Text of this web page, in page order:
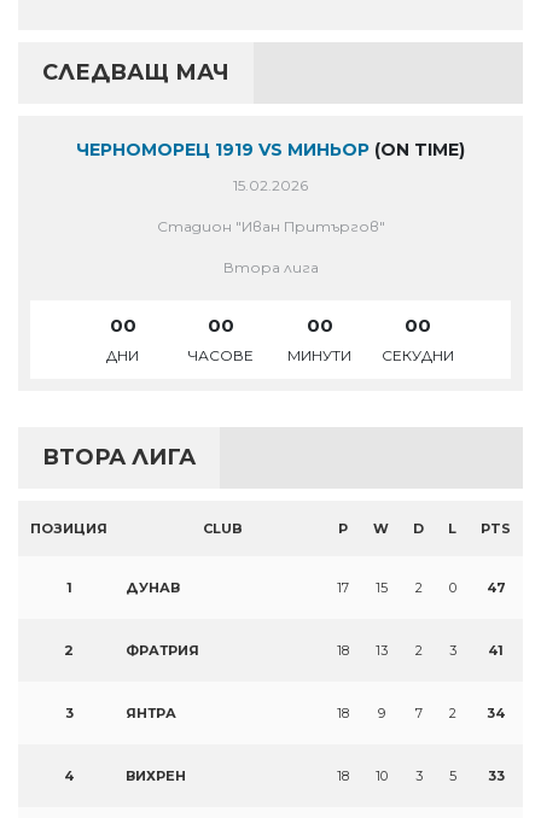
СЛЕДВАЩ МАЧ
ЧЕРНОМОРЕЦ 1919 VS МИНЬОР (ON TIME)
15.02.2026
Стадион "Иван Притъргов"
Втора лига
00
ДНИ
00
ЧАСОВЕ
00
МИНУТИ
00
СЕКУДНИ
ВТОРА ЛИГА
ПОЗИЦИЯ CLUB P W D L PTS
1 ДУНАВ 17 15 2 0 47
2 ФРАТРИЯ 18 13 2 3 41
3 ЯНТРА 18 9 7 2 34
4 ВИХРЕН 18 10 3 5 33